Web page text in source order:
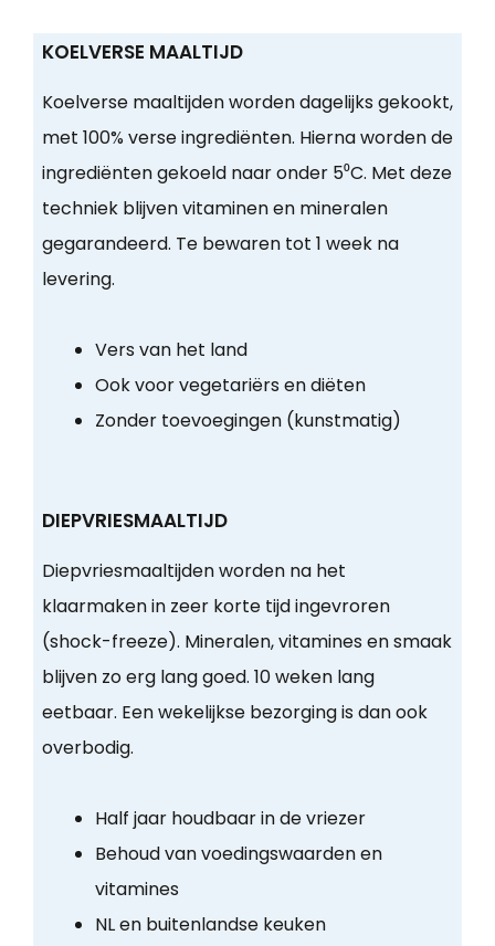
KOELVERSE MAALTIJD
Koelverse maaltijden worden dagelijks gekookt,
met 100% verse ingrediënten. Hierna worden de
ingrediënten gekoeld naar onder 5⁰C. Met deze
techniek blijven vitaminen en mineralen
gegarandeerd. Te bewaren tot 1 week na
levering.
Vers van het land
Ook voor vegetariërs en diëten
Zonder toevoegingen (kunstmatig)
DIEPVRIESMAALTIJD
Diepvriesmaaltijden worden na het
klaarmaken in zeer korte tijd ingevroren
(shock-freeze). Mineralen, vitamines en smaak
blijven zo erg lang goed. 10 weken lang
eetbaar. Een wekelijkse bezorging is dan ook
overbodig.
Half jaar houdbaar in de vriezer
Behoud van voedingswaarden en
vitamines
NL en buitenlandse keuken